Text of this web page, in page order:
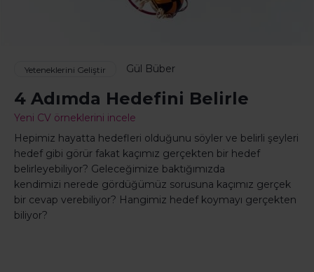
Yeteneklerini Geliştir Gül Büber
4 Adımda Hedefini Belirle
Yeni CV örneklerini incele
Hepimiz hayatta hedefleri olduğunu söyler ve belirli şeyleri
hedef gibi görür fakat kaçımız gerçekten bir hedef
belirleyebiliyor? Geleceğimize baktığımızda
kendimizi nerede gördüğümüz sorusuna kaçımız gerçek
bir cevap verebiliyor? Hangimiz hedef koymayı gerçekten
biliyor?